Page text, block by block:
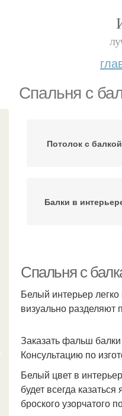
Спальня с
Потолок с балкой
Балки в
балки
Спальня с
Белый интерьер
визуально разделяют
Заказать фальш
Консультацию по
Белый цвет в
будет всегда
броского узорчатого